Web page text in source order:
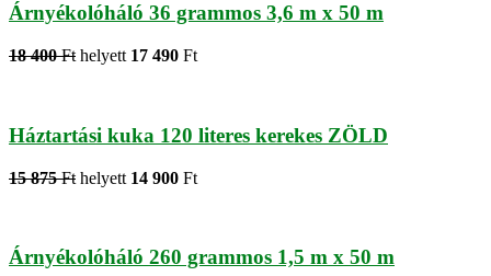
Árnyékolóháló 36 grammos 3,6 m x 50 m
18 400 Ft helyett 17 490 Ft
Háztartási kuka 120 literes kerekes ZÖLD
15 875 Ft helyett 14 900 Ft
Árnyékolóháló 260 grammos 1,5 m x 50 m